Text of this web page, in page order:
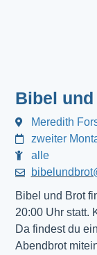
Bibel
Meredith
zweiter
alle
Bibel und Brot
20:00 Uhr statt.
Da findest du
Abendbrot